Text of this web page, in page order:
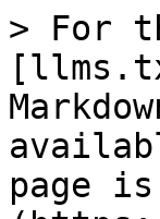
> For
page